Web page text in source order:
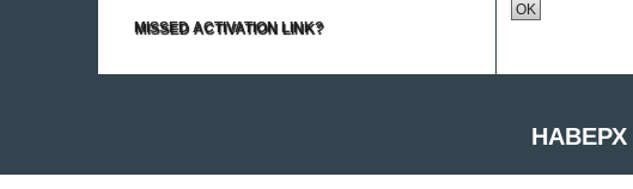
MISSED ACTIVATION LINK?
OK
НАВЕРХ